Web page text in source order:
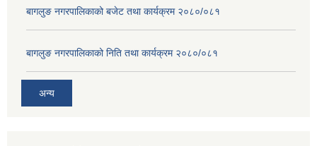
बागलुङ नगरपालिकाको बजेट तथा कार्यक्रम २०८०/०८१
बागलुङ नगरपालिकाको निति तथा कार्यक्रम २०८०/०८१
अन्य